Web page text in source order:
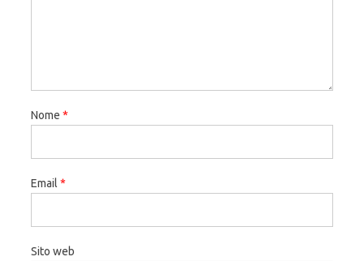
Nome *
Email *
Sito web